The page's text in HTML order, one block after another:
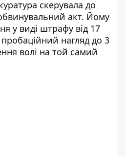
скерувала до
акт. Йому
у виді штрафу від 17
нагляд до 3
волі на той самий